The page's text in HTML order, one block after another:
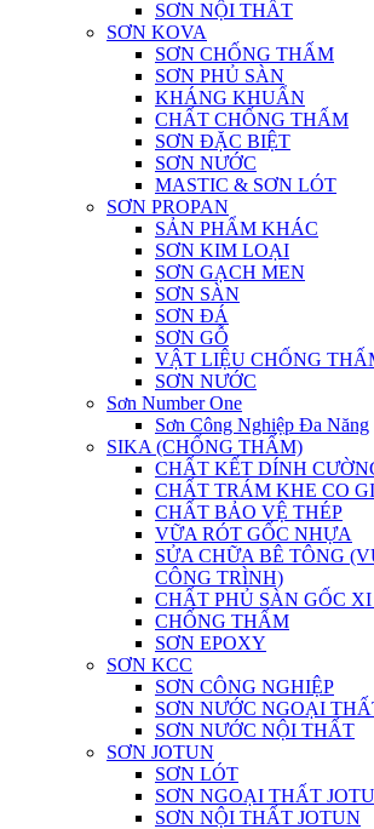
SƠN NỘI THẤT
SƠN KOVA
SƠN CHỐNG THẤM
SƠN PHỦ SÀN
KHÁNG KHUẨN
CHẤT CHỐNG THẤM
SƠN ĐẶC BIỆT
SƠN NƯỚC
MASTIC & SƠN LÓT
SƠN PROPAN
SẢN PHẨM KHÁC
SƠN KIM LOẠI
SƠN GẠCH MEN
SƠN SÀN
SƠN ĐÁ
SƠN GỖ
VẬT LIỆU CHỐNG
SƠN NƯỚC
Sơn Number One
Sơn Công Nghiệp Đa Năng
SIKA (CHỐNG THẤM)
CHẤT KẾT DÍNH
CHẤT TRÁM KHE CO
CHẤT BẢO VỆ THÉP
VỮA RÓT GỐC NHỰA
SỬA CHỮA BÊ TÔNG
CÔNG TRÌNH)
CHẤT PHỦ SÀN GỐC
CHỐNG THẤM
SƠN EPOXY
SƠN KCC
SƠN CÔNG NGHIỆP
SƠN NƯỚC NGOẠI
SƠN NƯỚC NỘI THẤT
SƠN JOTUN
SƠN LÓT
SƠN NGOẠI THẤT
SƠN NỘI THẤT JOTUN